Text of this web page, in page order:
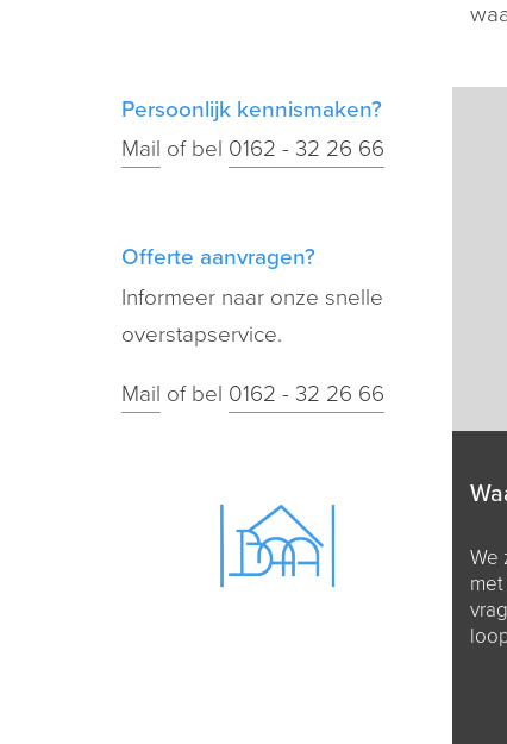
Persoonlijk kennismaken?
Mail of bel 0162 - 32 26 66
Offerte aanvragen?
Informeer naar onze snelle
overstapservice.
Mail of bel 0162 - 32 26 66
We